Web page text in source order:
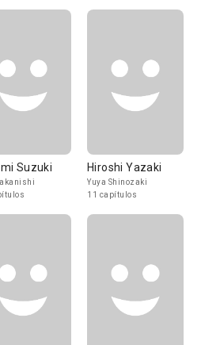
Suzuki Hiroshi Yazaki
Yuya Shinozaki
11 capítulos